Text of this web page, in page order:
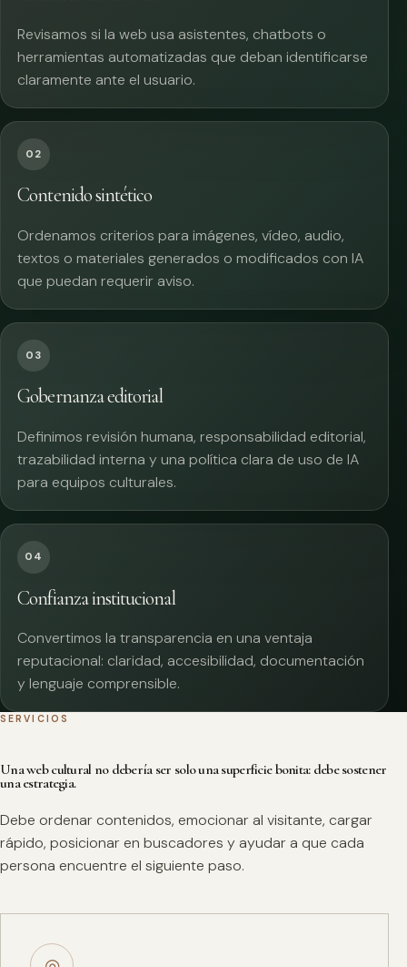
Revisamos si la web usa asistentes, chatbots o
herramientas automatizadas que deban identificarse
claramente ante el usuario.
02
Contenido sintético
Ordenamos criterios para imágenes, vídeo, audio,
textos o materiales generados o modificados con IA
que puedan requerir aviso.
03
Gobernanza editorial
Definimos revisión humana, responsabilidad editorial,
trazabilidad interna y una política clara de uso de IA
para equipos culturales.
04
Confianza institucional
Convertimos la transparencia en una ventaja
reputacional: claridad, accesibilidad, documentación
y lenguaje comprensible.
SERVICIOS
Una web cultural no debería ser solo una superficie bonita: debe sostener
una estrategia.
Debe ordenar contenidos, emocionar al visitante, cargar
rápido, posicionar en buscadores y ayudar a que cada
persona encuentre el siguiente paso.